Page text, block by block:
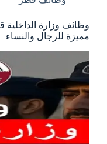
مميزة للرجال والنساء